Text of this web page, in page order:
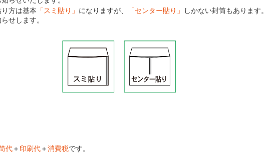
方は基本 「スミ貼り」 になりますが、 「センター貼り」
しかない封筒もあります。
せします。
代 ＋ 印刷代 ＋ 消費税です。